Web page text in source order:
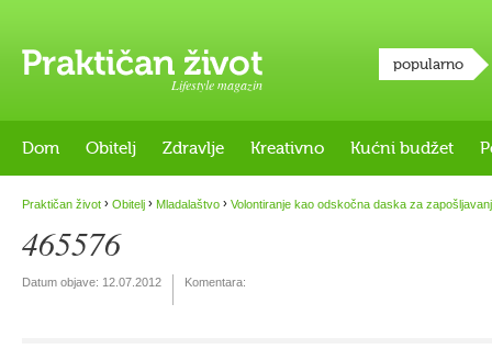
Lifestyle magazin
popularno
Dom Obitelj Zdravlje Kreativno Kućni budžet
Praktičan život › Obitelj › Mladalaštvo › Volontiranje kao odskočna daska za
465576
Datum objave: 12.07.2012 Komentara: